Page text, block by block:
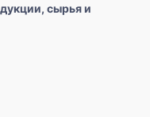
сырья и